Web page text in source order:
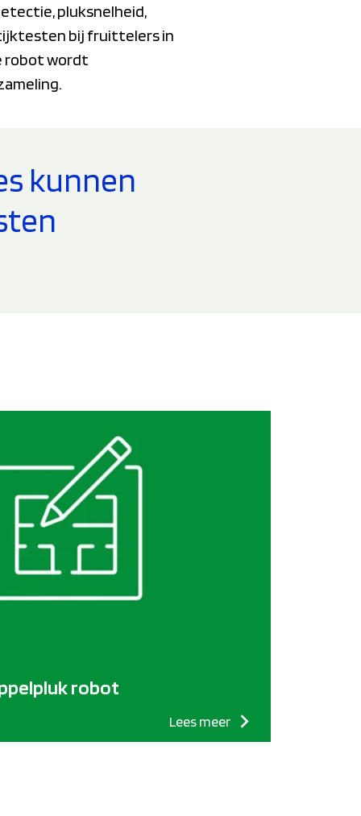
pluksnelheid,
bij fruittelers in
robot wordt
kunnen
robot
Lees meer